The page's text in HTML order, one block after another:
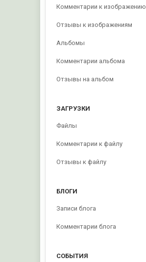
Комментарии к изображению
Отзывы к изображениям
Альбомы
Комментарии альбома
Отзывы на альбом
ЗАГРУЗКИ
Файлы
Комментарии к файлу
Отзывы к файлу
БЛОГИ
Записи блога
Комментарии блога
СОБЫТИЯ